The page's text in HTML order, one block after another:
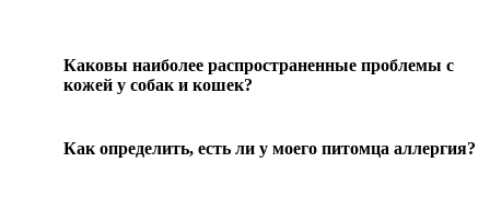
Каковы наиболее распространенные проблемы с
кожей у собак и кошек?
Как определить, есть ли у моего питомца аллергия?